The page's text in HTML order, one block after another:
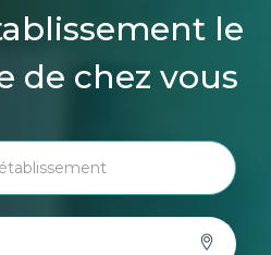
le
de chez vous